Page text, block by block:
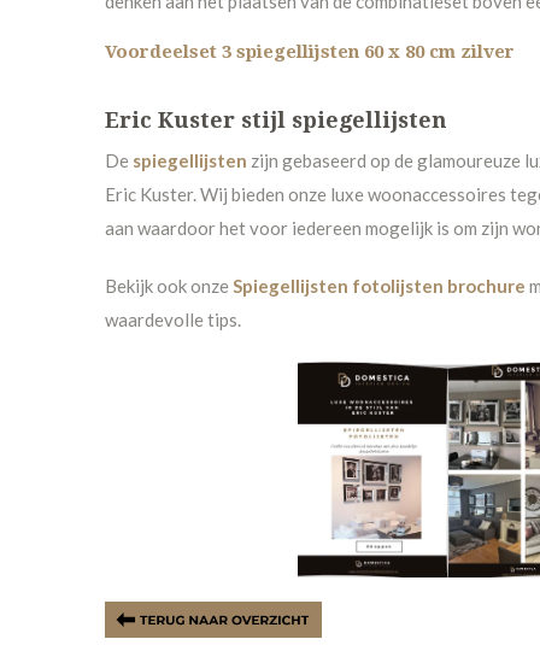
Voordeelset 3 spiegellijsten 60 x 80 cm zilver
Eric Kuster stijl spiegellijsten
De spiegellijsten zijn gebaseerd op de glamoureuze
Eric Kuster. Wij bieden onze luxe woonaccessoires
aan waardoor het voor iedereen mogelijk is om zijn
Bekijk ook onze Spiegellijsten fotolijsten brochure
waardevolle tips.